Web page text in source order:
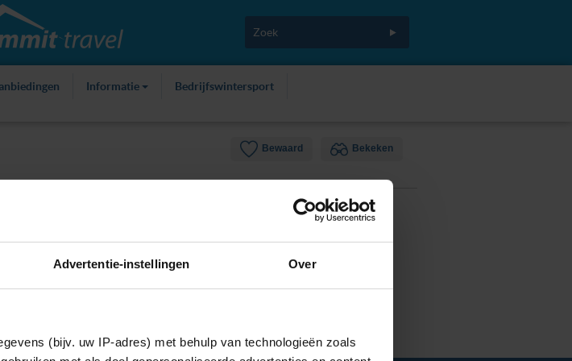
Advertentie-instellingen Over
(bijv. uw IP-adres) met behulp van technologieën zoals
Informatie Bedrijfswintersport
Bewaard Bekeken